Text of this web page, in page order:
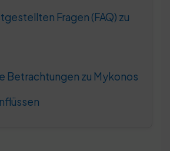
Fragen (FAQ) zu
Betrachtungen zu Mykonos